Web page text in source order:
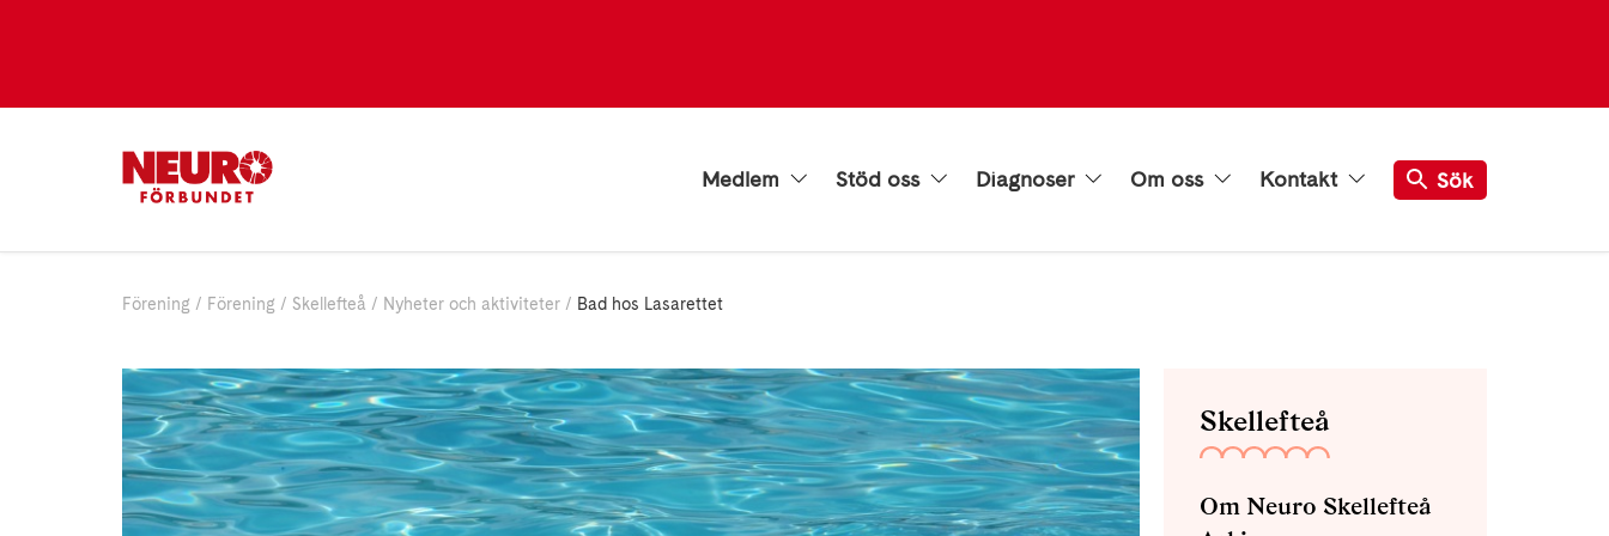
Medlem Stöd oss Diagnoser Om oss Kontakt Sök
Förening Förening Skellefteå Nyheter och aktiviteter Bad hos Lasarettet
Skellefteå
Om Neuro Skellefteå